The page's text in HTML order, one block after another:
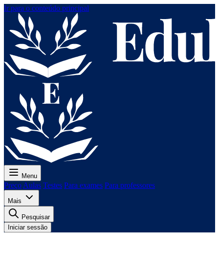
Ir para o conteúdo principal
Menu
Preço Aulas Testes Para exames Para professores
Mais
Pesquisar
Iniciar sessão